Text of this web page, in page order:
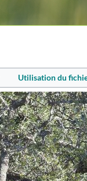
Utilisation du